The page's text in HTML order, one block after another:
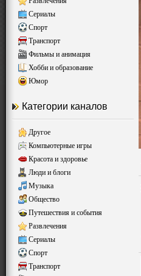
Сериалы
Спорт
Транспорт
Фильмы и анимация
Хобби и образование
Юмор
Категории каналов
Другое
Компьютерные игры
Красота и здоровье
Люди и блоги
Музыка
Общество
Путешествия и события
Развлечения
Сериалы
Спорт
Транспорт